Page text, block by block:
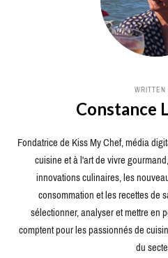
Constance
Fondatrice de Kiss My Chef, média
cuisine et à l'art de vivre
innovations culinaires, les
consommation et les recettes de
sélectionner, analyser et mettre en
comptent pour les passionnés de
du